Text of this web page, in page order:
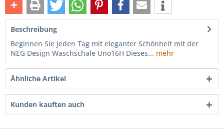
Beschreibung
Beginnen Sie jeden Tag mit eleganter Schönheit mit der
NEG Design Waschschale Uno16H Dieses... mehr
Ähnliche Artikel
Kunden kauften auch